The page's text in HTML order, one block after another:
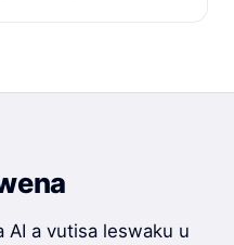
AI a vutisa leswaku u